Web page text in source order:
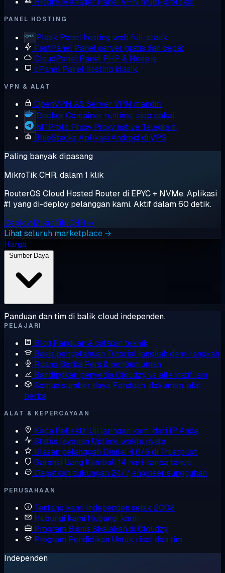
PANEL HOSTING
Plesk Panel hosting web full-stack
FastPanel Panel server gratis dan cepat
CloudPanel Panel PHP & Node.js
cPanel Panel hosting klasik
VPN & ALAT
OpenVPN AS Server VPN mandiri
Docker Container runtime, siap pakai
MTProto Proxy Proxy native Telegram
BlueStacks Aplikasi Android di VPS
Paling banyak dipasang
MikroTik CHR, dalam 1 klik
RouterOS Cloud Hosted Router di EPYC + NVMe. Aplikasi
#1 yang di-deploy pelanggan kami. Aktif dalam 60 detik.
Deploy MikroTik CHR →
Lihat seluruh marketplace →
Harga
Sumber Daya
Panduan dan tim di balik cloud independen.
PELAJARI
Blog Panduan & catatan teknik
Basis pengetahuan Tutorial langkah demi langkah
Ruang Berita Pers & pengumuman
Bandingkan penyediaCloudzy vs alternatif lain
Semua sumber daya Panduan, dokumen, alat,
berita
ALAT & KEPERCAYAAN
Kaca Reflektif Uji jaringan kami dari IP Anda
Status layanan Uptime waktu nyata
Ulasan pelanggan Dinilai 4,6/5 di Trustpilot
Garansi Uang Kembali 14 hari, tanpa tanya
Dapatkan dukungan 24/7, engineer sungguhan
PERUSAHAAN
Tentang kami Independen sejak 2008
Hubungi kami Hubungi kami
Program Bisnis Skalakan di Cloudzy
Program Pendidikan Untuk riset dan tim
Independen